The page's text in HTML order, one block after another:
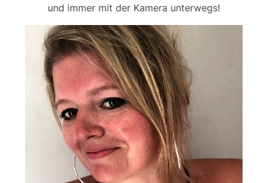
und immer mit der Kamera unterwegs!